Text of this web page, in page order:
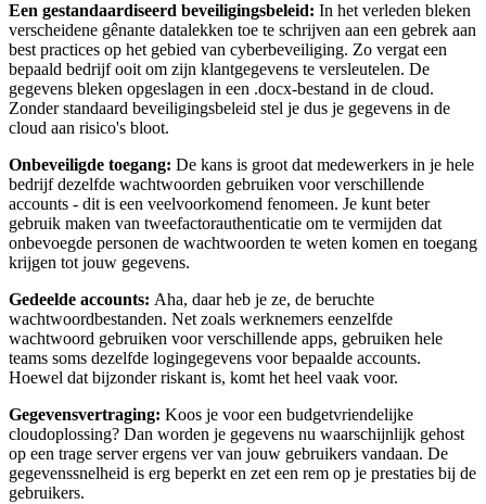
Een gestandaardiseerd beveiligingsbeleid: In het verleden bleken
verscheidene gênante datalekken toe te schrijven aan een gebrek aan
best practices op het gebied van cyberbeveiliging. Zo vergat een
bepaald bedrijf ooit om zijn klantgegevens te versleutelen. De
gegevens bleken opgeslagen in een .docx-bestand in de cloud.
Zonder standaard beveiligingsbeleid stel je dus je gegevens in de
cloud aan risico's bloot.
Onbeveiligde toegang: De kans is groot dat medewerkers in je hele
bedrijf dezelfde wachtwoorden gebruiken voor verschillende
accounts - dit is een veelvoorkomend fenomeen. Je kunt beter
gebruik maken van tweefactorauthenticatie om te vermijden dat
onbevoegde personen de wachtwoorden te weten komen en toegang
krijgen tot jouw gegevens.
Gedeelde accounts: Aha, daar heb je ze, de beruchte
wachtwoordbestanden. Net zoals werknemers eenzelfde
wachtwoord gebruiken voor verschillende apps, gebruiken hele
teams soms dezelfde logingegevens voor bepaalde accounts.
Hoewel dat bijzonder riskant is, komt het heel vaak voor.
Gegevensvertraging: Koos je voor een budgetvriendelijke
cloudoplossing? Dan worden je gegevens nu waarschijnlijk gehost
op een trage server ergens ver van jouw gebruikers vandaan. De
gegevenssnelheid is erg beperkt en zet een rem op je prestaties bij de
gebruikers.